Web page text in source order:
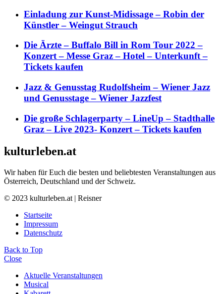
Einladung zur Kunst-Midissage – Robin der
Künstler – Weingut Strauch
Die Ärzte – Buffalo Bill in Rom Tour 2022 –
Konzert – Messe Graz – Hotel – Unterkunft –
Tickets kaufen
Jazz & Genusstag Rudolfsheim – Wiener Jazz
und Genusstage – Wiener Jazzfest
Die große Schlagerparty – LineUp – Stadthalle
Graz – Live 2023- Konzert – Tickets kaufen
kulturleben.at
Wir haben für Euch die besten und beliebtesten Veranstaltungen aus
Österreich, Deutschland und der Schweiz.
© 2023 kulturleben.at | Reisner
Startseite
Impressum
Datenschutz
Back to Top
Close
Aktuelle Veranstaltungen
Musical